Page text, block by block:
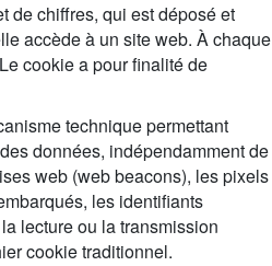
de chiffres, qui est déposé et
accède à un site web. À chaque
cookie a pour finalité de
technique permettant
données, indépendamment de
web (web beacons), les pixels
les identifiants
lecture ou la transmission
cookie traditionnel.